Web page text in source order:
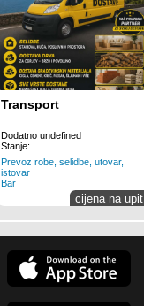
Transport
Dodatno undefined
Stanje:
Prevoz robe, selidbe, utovar,
istovar
Bar
cijena na upit